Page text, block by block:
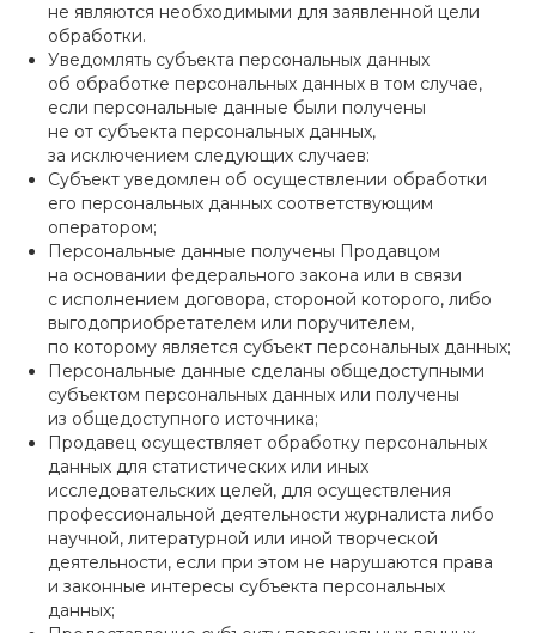
не являются необходимыми для заявленной цели
обработки.
Уведомлять субъекта персональных данных
об обработке персональных данных в том случае,
если персональные данные были получены
не от субъекта персональных данных,
за исключением следующих случаев:
Субъект уведомлен об осуществлении обработки
его персональных данных соответствующим
оператором;
Персональные данные получены Продавцом
на основании федерального закона или в связи
с исполнением договора, стороной которого, либо
выгодоприобретателем или поручителем,
по которому является субъект персональных данных;
Персональные данные сделаны общедоступными
субъектом персональных данных или получены
из общедоступного источника;
Продавец осуществляет обработку персональных
данных для статистических или иных
исследовательских целей, для осуществления
профессиональной деятельности журналиста либо
научной, литературной или иной творческой
деятельности, если при этом не нарушаются права
и законные интересы субъекта персональных
данных;